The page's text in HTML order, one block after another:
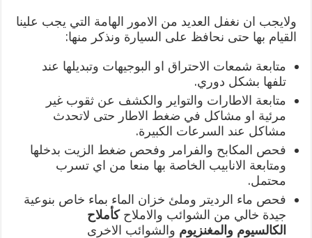
ولايجب ان نغفل العديد من الامور الهامة التي يجب علينا
القيام بها حتى نحافظ على السيارة ونذكر منها:
متابعة شمعات الاحتراق او البوجيهات وتبديلها عند
تلفها بشكل دوري.
متابعة الاطارات والتواير والكشف عن ثقوب غير
مرئية او مشاكل في ضغط الاطار حتى لاتحدث
مشاكل عند السرعات الكبيرة.
فحص المكابح والفرامر وفحص ضغط الزيت بدخلها
ومتابعة الانابيب الخاصة بها منعا من اي تسرب
محتمل.
فحص ماء الرديتر وملئ خزان الماء بماء خاص بنوعية
جيدة خالي من الشوائب والاملاحكأملاح
الكالسيوم والمغنزيوم والشوائب الاخرى